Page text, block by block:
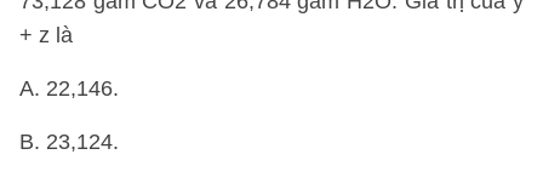
+ z là
A. 22,146.
B. 23,124.